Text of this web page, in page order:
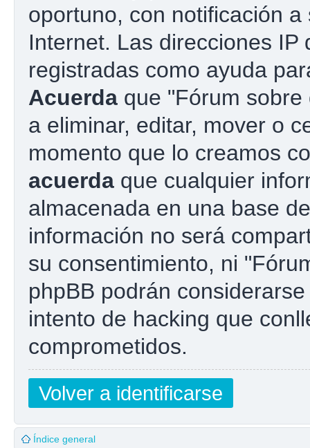
oportuno, con notificación
Internet. Las direcciones
registradas como ayuda
Acuerda que "Fórum
a eliminar, editar, mover o
momento que lo creamos
acuerda que cualquier
almacenada en una base
información no será
su consentimiento, ni
phpBB podrán
intento de hacking que
comprometidos.
Volver a identificarse
Índice general